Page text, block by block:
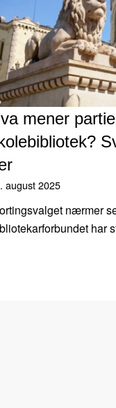
mener
august 2025
nærmer
har